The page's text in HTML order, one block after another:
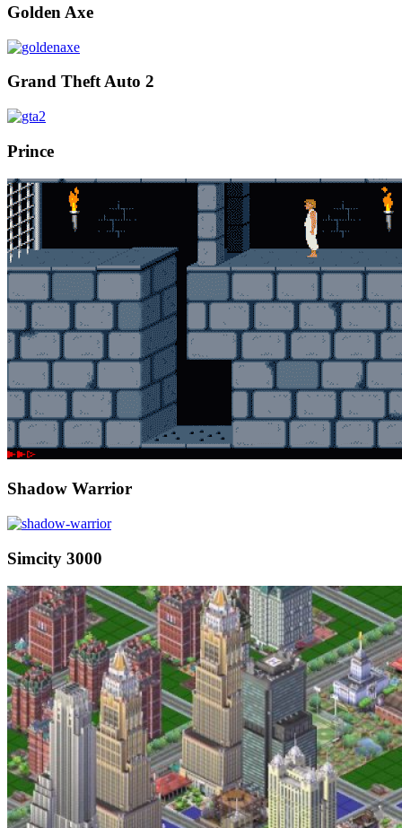
Golden Axe
Grand Theft Auto 2
Prince
Shadow Warrior
Simcity 3000